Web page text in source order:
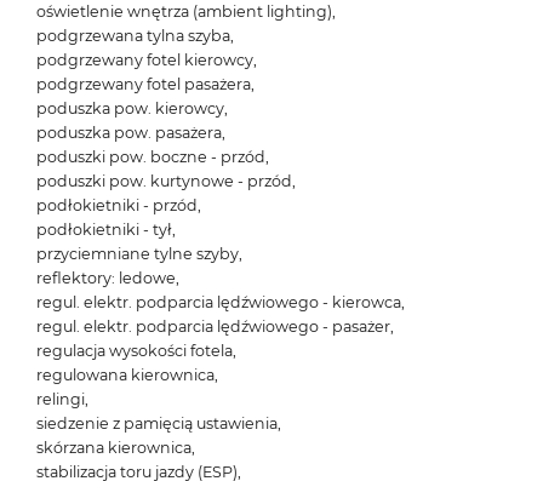
oświetlenie wnętrza (ambient lighting),
podgrzewana tylna szyba,
podgrzewany fotel kierowcy,
podgrzewany fotel pasażera,
poduszka pow. kierowcy,
poduszka pow. pasażera,
poduszki pow. boczne - przód,
poduszki pow. kurtynowe - przód,
podłokietniki - przód,
podłokietniki - tył,
przyciemniane tylne szyby,
reflektory: ledowe,
regul. elektr. podparcia lędźwiowego - kierowca,
regul. elektr. podparcia lędźwiowego - pasażer,
regulacja wysokości fotela,
regulowana kierownica,
relingi,
siedzenie z pamięcią ustawienia,
skórzana kierownica,
stabilizacja toru jazdy (ESP),